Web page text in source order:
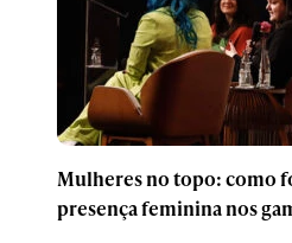
Mulheres no topo: como
presença feminina nos